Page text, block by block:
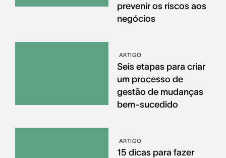
prevenir os riscos aos
negócios
ARTIGO
Seis etapas para criar
um processo de
gestão de mudanças
bem-sucedido
ARTIGO
15 dicas para fazer